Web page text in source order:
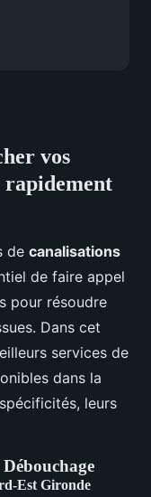
vos
rapidement
de canalisations
de faire appel
pour résoudre
Dans cet
services de
dans la
leurs
Est Gironde